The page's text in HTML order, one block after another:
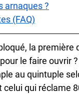
arnaques ?
(FAQ)
la
le faire ouvrir
au quintuple
qui réclame